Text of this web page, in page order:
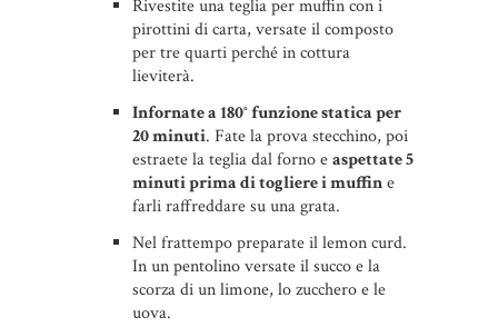
Rivestite una teglia per muffin con i
pirottini di carta, versate il composto
per tre quarti perché in cottura
lieviterà.
Infornate a 180° funzione statica per
20 minuti. Fate la prova stecchino, poi
estraete la teglia dal forno easpettate 5
minuti prima di togliere i muffine
farli raffreddare su una grata.
Nel frattempo preparate il lemon curd.
In un pentolino versate il succo e la
scorza di un limone, lo zucchero e le
uova.